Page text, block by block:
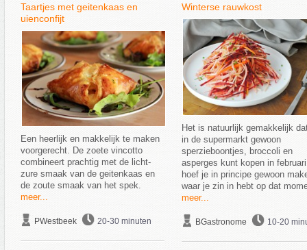
Taartjes met geitenkaas en
uienconfijt
Een heerlijk en makkelijk te maken
voorgerecht. De zoete vincotto
combineert prachtig met de licht-
zure smaak van de geitenkaas en
de zoute smaak van het spek.
meer...
PWestbeek 20-30 minuten
Winterse rauwkost
Het is natuurlijk gemakkelijk
in de supermarkt gewoon
sperzieboontjes, broccoli en
asperges kunt kopen in
hoef je in principe gewoon
waar je zin in hebt op dat
meer...
BGastronome 10-20